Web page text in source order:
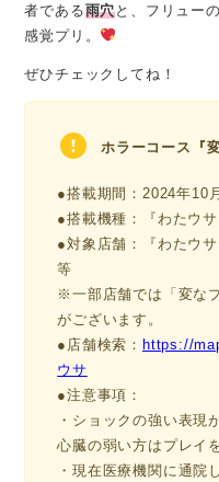
者である雨穴と、フリュー
感覚プリ。
ぜひチェックしてね！
ホラーコース『
●搭載期間：2024年10
●搭載機種：『わたウサ
●対象店舗：『わたウ
等
※一部店舗では「変な
がございます。
●店舗検索： https://
ウサ
●注意事項：
・ショックの強い表現
心臓の弱い方はプレイ
・現在医療機関に通院